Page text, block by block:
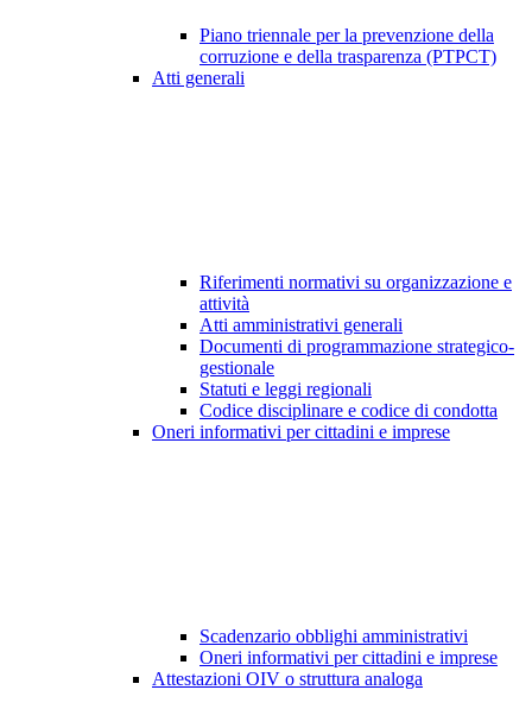
Piano triennale per la prevenzione della
corruzione e della trasparenza (PTPCT)
Atti generali
Riferimenti normativi su organizzazione e
attività
Atti amministrativi generali
Documenti di programmazione strategico-
gestionale
Statuti e leggi regionali
Codice disciplinare e codice di condotta
Oneri informativi per cittadini e imprese
Scadenzario obblighi amministrativi
Oneri informativi per cittadini e imprese
Attestazioni OIV o struttura analoga